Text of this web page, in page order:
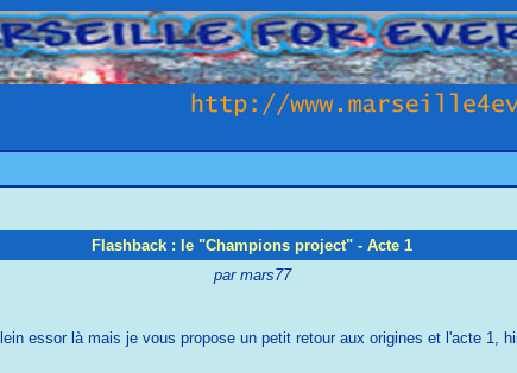
Flashback : le "Champions project" - Acte 1
par mars77
essor là mais je vous propose un petit retour aux origines et l'acte 1,